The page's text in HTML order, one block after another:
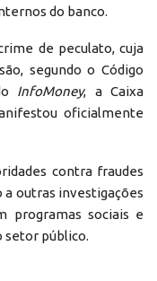
do banco.
de peculato, cuja
segundo o Código
InfoMoney, a Caixa
oficialmente
contra fraudes
outras investigações
programas sociais e
setor público.